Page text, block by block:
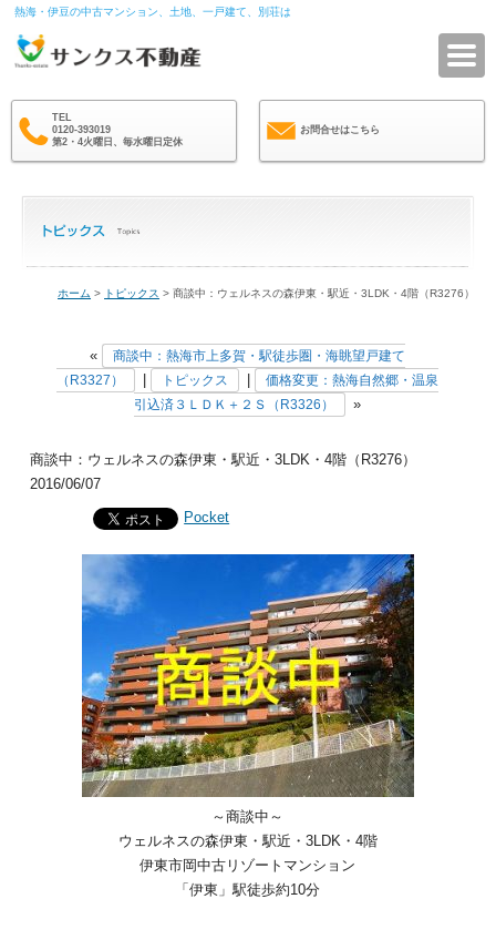
熱海・伊豆の中古マンション、土地、一戸建て、別荘は
TEL
0120-393019
第2・4火曜日、毎水曜日定休
お問合せはこちら
ホーム > トピックス > 商談中：ウェルネスの森伊東・駅近・3LDK・4階（R3276）
«
商談中：熱海市上多賀・駅徒歩圏・海眺望戸建て
（R3327）
トピックス
価格変更：熱海自然郷・温泉
引込済３ＬＤＫ＋２Ｓ（R3326）
»
商談中：ウェルネスの森伊東・駅近・3LDK・4階（R3276）
2016/06/07
Pocket
～商談中～
ウェルネスの森伊東・駅近・3LDK・4階
伊東市岡中古リゾートマンション
「伊東」駅徒歩約10分